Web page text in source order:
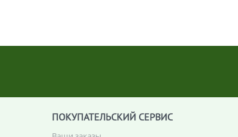
ПОКУПАТЕЛЬСКИЙ СЕРВИС